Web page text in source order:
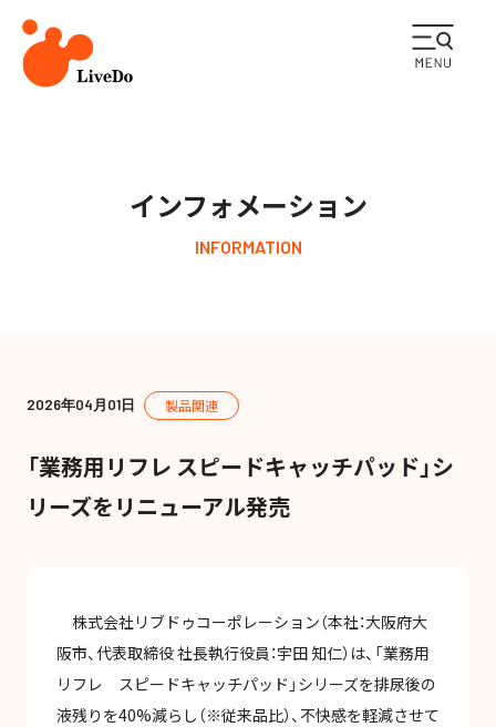
ライフケア事業
インフォメーション
お問い合わせ
プライバシーポリシー 情報セキュリティ
当サイトについて
インフォメーション
INFORMATION
2026年04月01日 製品関連
「業務用リフレ スピードキャッチパッド」シ
リーズをリニューアル発売
株式会社リブドゥコーポレーション（本社：大阪府大
阪市、代表取締役 社長執行役員：宇田 知仁）は、「業務用
リフレ スピードキャッチパッド」シリーズを排尿後の
液残りを40%減らし（※従来品比）、不快感を軽減させて